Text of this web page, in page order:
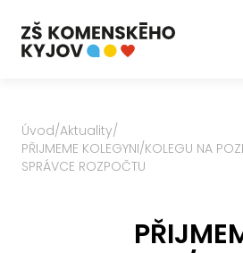
Úvod/Aktuality/
PŘIJMEME KOLEGYNI/KOLEGU NA
SPRÁVCE ROZPOČTU